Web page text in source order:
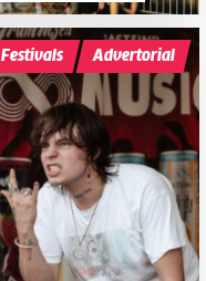
Festivals Advertorial